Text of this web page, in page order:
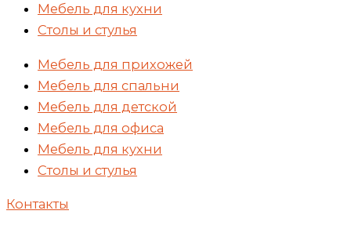
Мебель для кухни
Столы и стулья
Мебель для прихожей
Мебель для спальни
Мебель для детской
Мебель для офиса
Мебель для кухни
Столы и стулья
Контакты